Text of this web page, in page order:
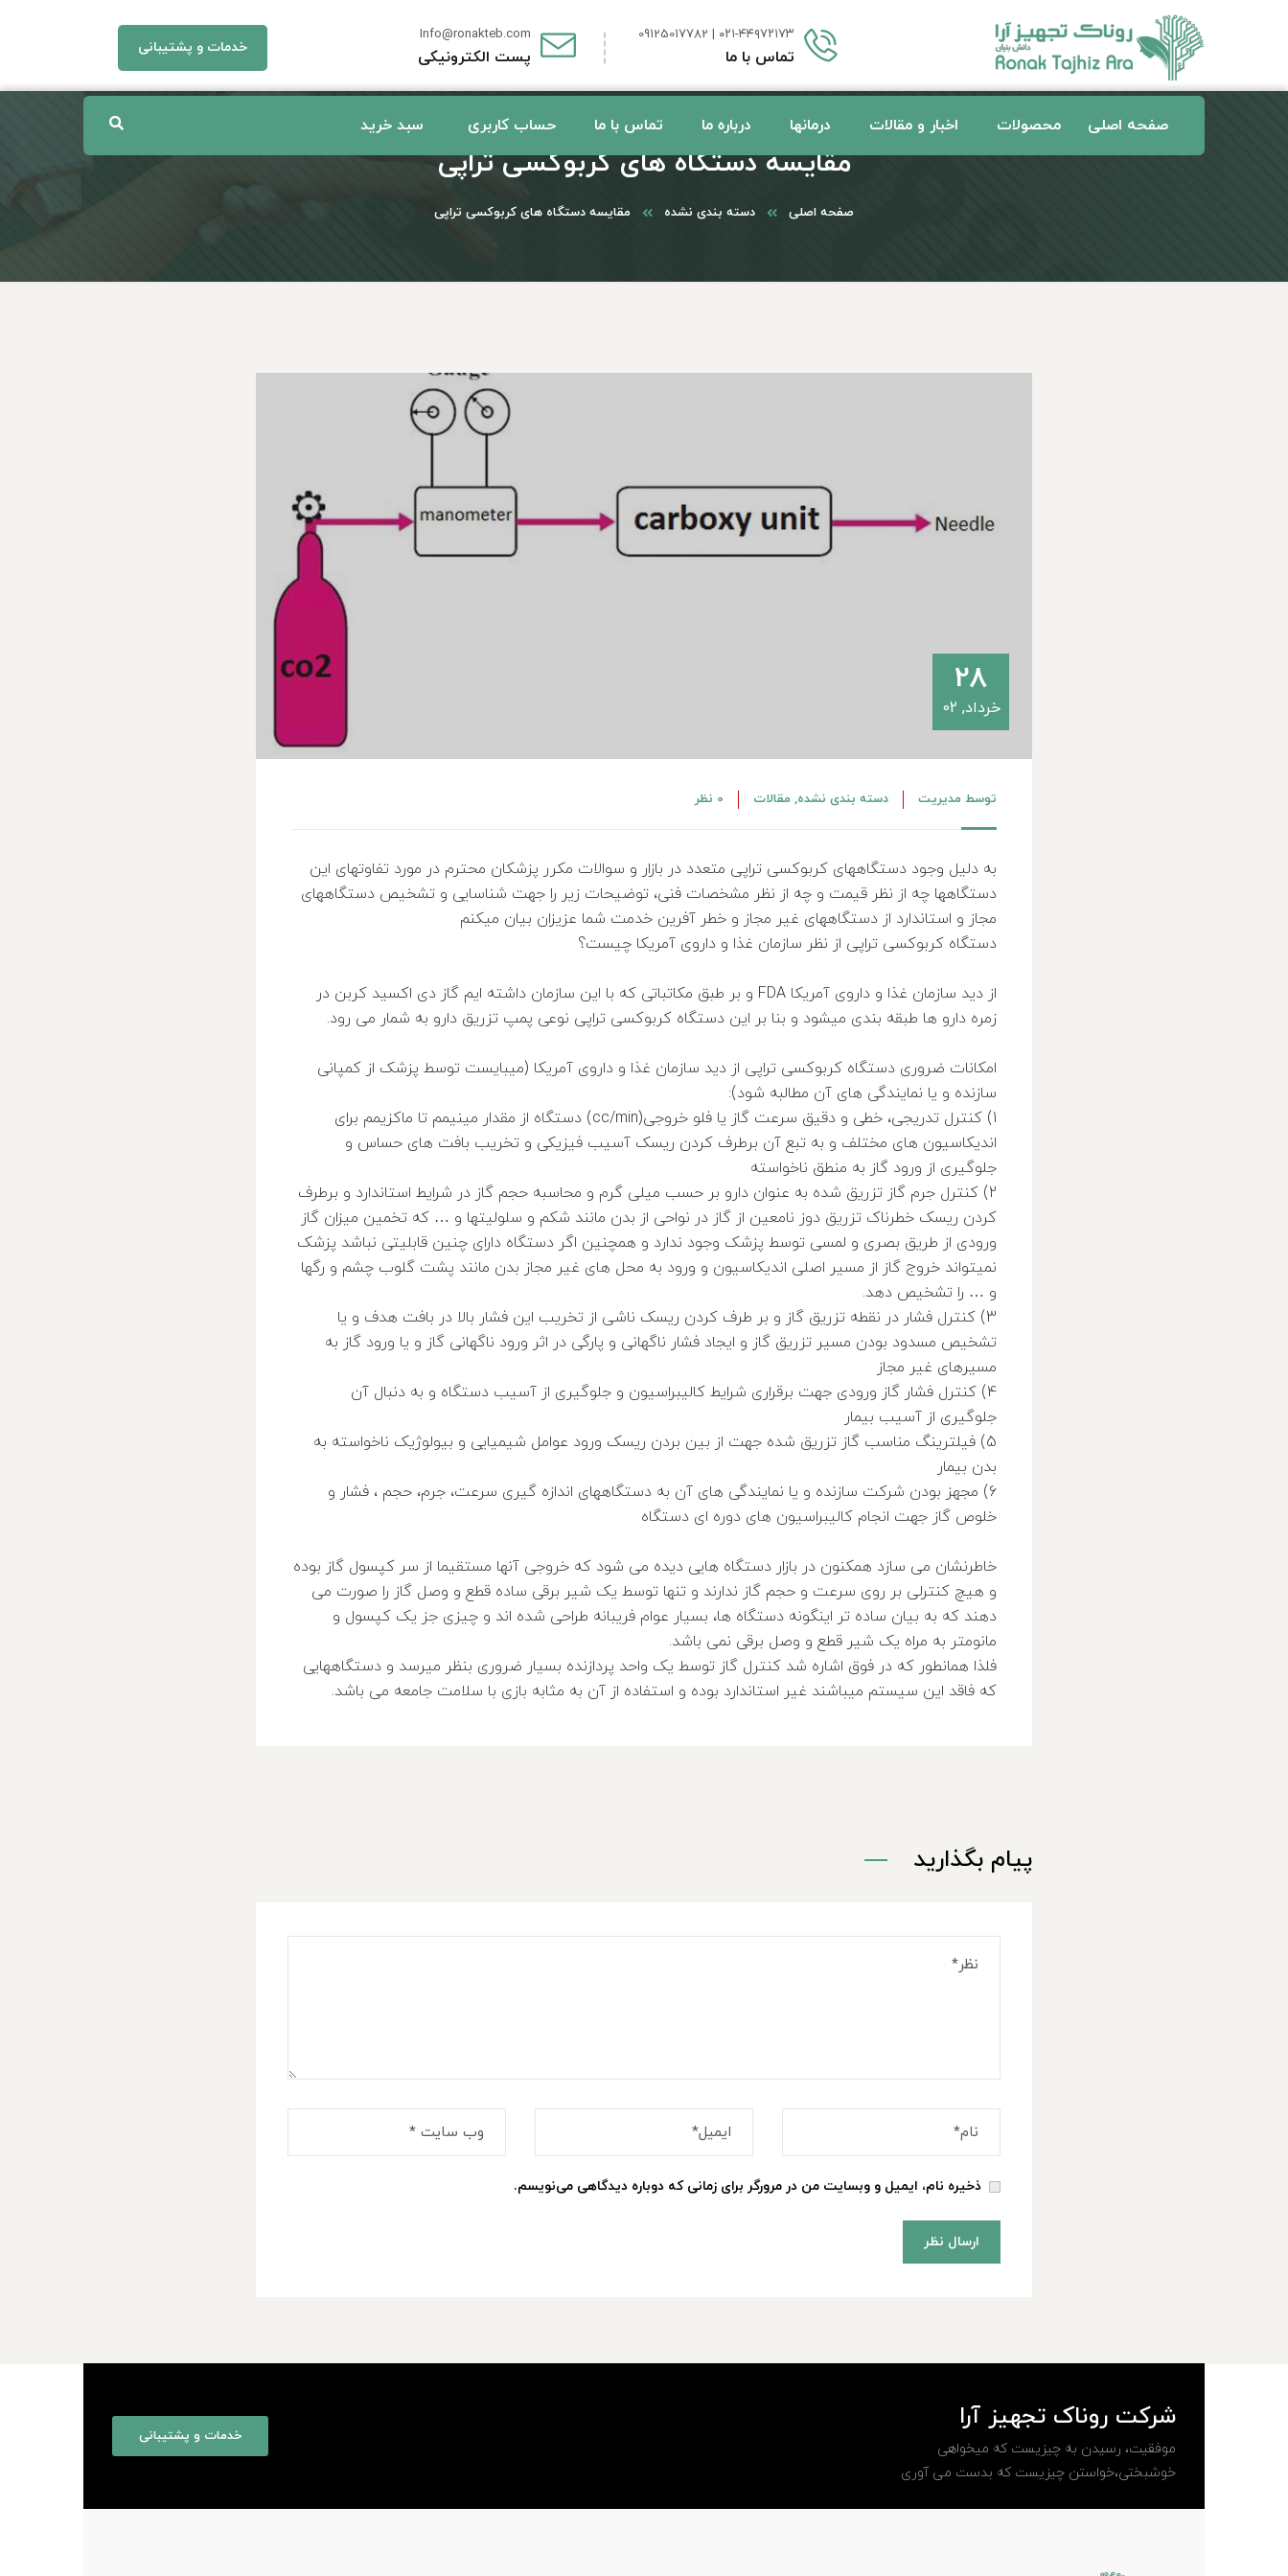
۰۲۱-۴۴۹۷۲۱۷۳ | 09125017782
تماس با ما
Info@ronakteb.com
پست الکترونیکی خدمات و پشتیبانی
صفحه اصلی محصولات اخبار و مقالات درمانها درباره ما تماس با ما حساب کاربری سبد خرید
مقایسه دستگاه های کربوکسی تراپی
صفحه اصلی دسته بندی نشده مقایسه دستگاه های کربوکسی تراپی
28
خرداد, 02
توسط مدیریت دسته بندی نشده, مقالات 0 نظر
به دلیل وجود دستگاههای کربوکسی تراپی متعدد در بازار و سوالات مکرر پزشکان محترم در مورد تفاوتهای این
دستگاهها چه از نظر قیمت و چه از نظر مشخصات فنی، توضیحات زیر را جهت شناسایی و تشخیص دستگاههای
مجاز و استاندارد از دستگاههای غیر مجاز و خطر آفرین خدمت شما عزیزان بیان میکنم
دستگاه کربوکسی تراپی از نظر سازمان غذا و داروی آمریکا چیست؟
از دید سازمان غذا و داروی آمریکا FDA و بر طبق مکاتباتی که با این سازمان داشته ایم گاز دی اکسید کربن در
زمره دارو ها طبقه بندی میشود و بنا بر این دستگاه کربوکسی تراپی نوعی پمپ تزریق دارو به شمار می رود.
امکانات ضروری دستگاه کربوکسی تراپی از دید سازمان غذا و داروی آمریکا (میبایست توسط پزشک از کمپانی
سازنده و یا نمایندگی های آن مطالبه شود):
1) کنترل تدریجی، خطی و دقیق سرعت گاز یا فلو خروجی(cc/min) دستگاه از مقدار مینیمم تا ماکزیمم برای
اندیکاسیون های مختلف و به تبع آن برطرف کردن ریسک آسیب فیزیکی و تخریب بافت های حساس و
جلوگیری از ورود گاز به منطق ناخواسته
2) کنترل جرم گاز تزریق شده به عنوان دارو بر حسب میلی گرم و محاسبه حجم گاز در شرایط استاندارد و برطرف
کردن ریسک خطرناک تزریق دوز نامعین از گاز در نواحی از بدن مانند شکم و سلولیتها و … که تخمین میزان گاز
ورودی از طریق بصری و لمسی توسط پزشک وجود ندارد و همچنین اگر دستگاه دارای چنین قابلیتی نباشد پزشک
نمیتواند خروج گاز از مسیر اصلی اندیکاسیون و ورود به محل های غیر مجاز بدن مانند پشت گلوب چشم و رگها
و … را تشخیص دهد.
3) کنترل فشار در نقطه تزریق گاز و بر طرف کردن ریسک ناشی از تخریب این فشار بالا در بافت هدف و یا
تشخیص مسدود بودن مسیر تزریق گاز و ایجاد فشار ناگهانی و پارگی در اثر ورود ناگهانی گاز و یا ورود گاز به
مسیرهای غیر مجاز
4) کنترل فشار گاز ورودی جهت برقراری شرایط کالیبراسیون و جلوگیری از آسیب دستگاه و به دنبال آن
جلوگیری از آسیب بیمار
5) فیلترینگ مناسب گاز تزریق شده جهت از بین بردن ریسک ورود عوامل شیمیایی و بیولوژیک ناخواسته به
بدن بیمار
6) مجهز بودن شرکت سازنده و یا نمایندگی های آن به دستگاههای اندازه گیری سرعت، جرم، حجم ، فشار و
خلوص گاز جهت انجام کالیبراسیون های دوره ای دستگاه
خاطرنشان می سازد همکنون در بازار دستگاه هایی دیده می شود که خروجی آنها مستقیما از سر کپسول گاز بوده
و هیچ کنترلی بر روی سرعت و حجم گاز ندارند و تنها توسط یک شیر برقی ساده قطع و وصل گاز را صورت می
دهند که به بیان ساده تر اینگونه دستگاه ها، بسیار عوام فریبانه طراحی شده اند و چیزی جز یک کپسول و
مانومتر به مراه یک شیر قطع و وصل برقی نمی باشد.
فلذا همانطور که در فوق اشاره شد کنترل گاز توسط یک واحد پردازنده بسیار ضروری بنظر میرسد و دستگاههایی
که فاقد این سیستم میباشند غیر استاندارد بوده و استفاده از آن به مثابه بازی با سلامت جامعه می باشد.
پیام بگذارید
ذخیره نام، ایمیل و وبسایت من در مرورگر برای زمانی که دوباره دیدگاهی می‌نویسم.
شرکت روناک تجهیز آرا
موفقیت، رسیدن به چیزیست که میخواهی
خوشبختی،خواستن چیزیست که بدست می آوری
خدمات و پشتیبانی